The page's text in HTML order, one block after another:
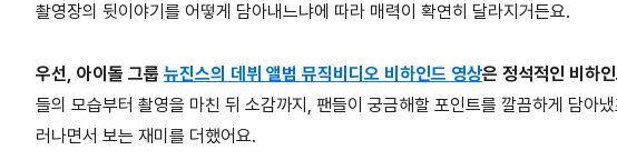
촬영장의 뒷이야기를 어떻게 담아내느냐에 따라 매력이 확연히 달라지거든요.
우선, 아이돌 그룹 뉴진스의 데뷔 앨범 뮤직비디오 비하인드 영상은 정석적인 비하
들의 모습부터 촬영을 마친 뒤 소감까지, 팬들이 궁금해할 포인트를 깔끔하게 담아
러나면서 보는 재미를 더했어요.